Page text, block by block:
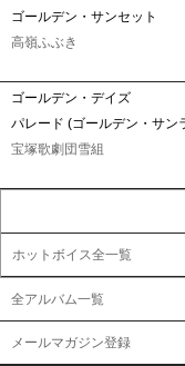
ゴールデン・サンセット
高嶺ふぶき
ゴールデン・デイズ
パレード (ゴールデン・サン
宝塚歌劇団雪組
ホットボイス全一覧
全アルバム一覧
メールマガジン登録